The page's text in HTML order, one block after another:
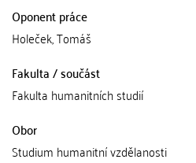
Oponent práce
Holeček, Tomáš
Fakulta / součást
Fakulta humanitních studií
Obor
Studium humanitní vzdělanosti